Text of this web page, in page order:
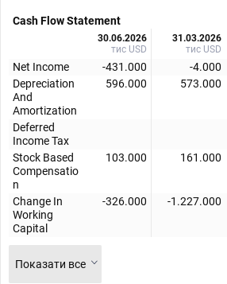
Cash Flow Statement
30.06.2026
тис USD
31.03.2026
тис USD
Net Income -431.000 -4.000
Depreciation
And
Amortization
596.000 573.000
Deferred
Income Tax
Stock Based
Compensatio
n
103.000 161.000
Change In
Working
Capital
-326.000 -1.227.000
Показати все